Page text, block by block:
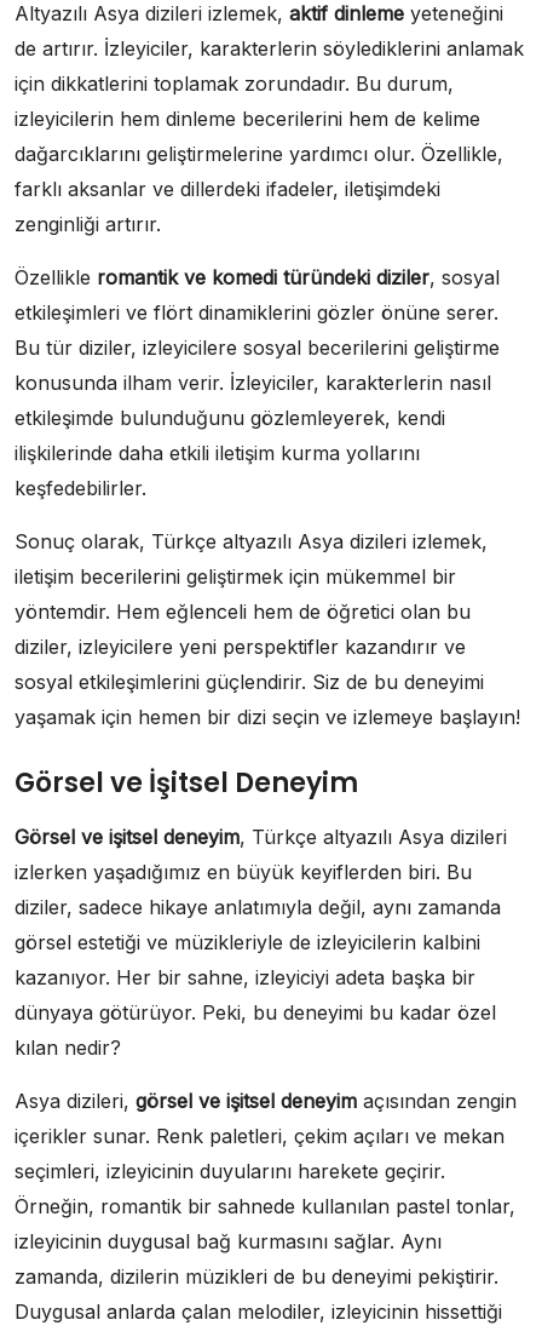
Altyazılı Asya dizileri izlemek, aktif dinleme yeteneğini
de artırır. İzleyiciler, karakterlerin söylediklerini anlamak
için dikkatlerini toplamak zorundadır. Bu durum,
izleyicilerin hem dinleme becerilerini hem de kelime
dağarcıklarını geliştirmelerine yardımcı olur. Özellikle,
farklı aksanlar ve dillerdeki ifadeler, iletişimdeki
zenginliği artırır.
Özellikle romantik ve komedi türündeki diziler, sosyal
etkileşimleri ve flört dinamiklerini gözler önüne serer.
Bu tür diziler, izleyicilere sosyal becerilerini geliştirme
konusunda ilham verir. İzleyiciler, karakterlerin nasıl
etkileşimde bulunduğunu gözlemleyerek, kendi
ilişkilerinde daha etkili iletişim kurma yollarını
keşfedebilirler.
Sonuç olarak, Türkçe altyazılı Asya dizileri izlemek,
iletişim becerilerini geliştirmek için mükemmel bir
yöntemdir. Hem eğlenceli hem de öğretici olan bu
diziler, izleyicilere yeni perspektifler kazandırır ve
sosyal etkileşimlerini güçlendirir. Siz de bu deneyimi
yaşamak için hemen bir dizi seçin ve izlemeye başlayın!
Görsel ve İşitsel Deneyim
Görsel ve işitsel deneyim, Türkçe altyazılı Asya dizileri
izlerken yaşadığımız en büyük keyiflerden biri. Bu
diziler, sadece hikaye anlatımıyla değil, aynı zamanda
görsel estetiği ve müzikleriyle de izleyicilerin kalbini
kazanıyor. Her bir sahne, izleyiciyi adeta başka bir
dünyaya götürüyor. Peki, bu deneyimi bu kadar özel
kılan nedir?
Asya dizileri, görsel ve işitsel deneyim açısından zengin
içerikler sunar. Renk paletleri, çekim açıları ve mekan
seçimleri, izleyicinin duyularını harekete geçirir.
Örneğin, romantik bir sahnede kullanılan pastel tonlar,
izleyicinin duygusal bağ kurmasını sağlar. Aynı
zamanda, dizilerin müzikleri de bu deneyimi pekiştirir.
Duygusal anlarda çalan melodiler, izleyicinin hissettiği